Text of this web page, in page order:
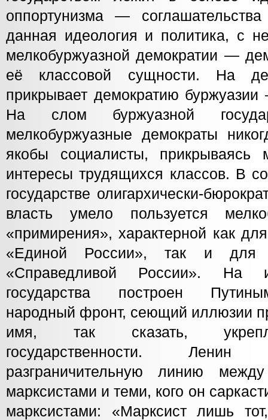
оппортунизма —
данная идеология и политика, с
мелкобуржуазной демократии —
её классовой сущности. На
прикрывает демократию буржуазии
На слом буржуазной
мелкобуржуазные демократы
якобы социалисты, прикрываясь
интересы трудящихся классов. В
государстве олигархически-
власть умело пользуется
«примирения», характерной как
«Единой России», так и для
«Справедливой России». На
государства построен
народный фронт, сеющий иллюзии
имя, так сказать,
государственности.
разграничительную линию
марксистами и теми, кого он
марксистами: «Марксист лишь